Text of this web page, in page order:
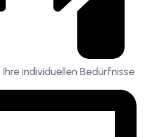
individuellen Bedürfnisse